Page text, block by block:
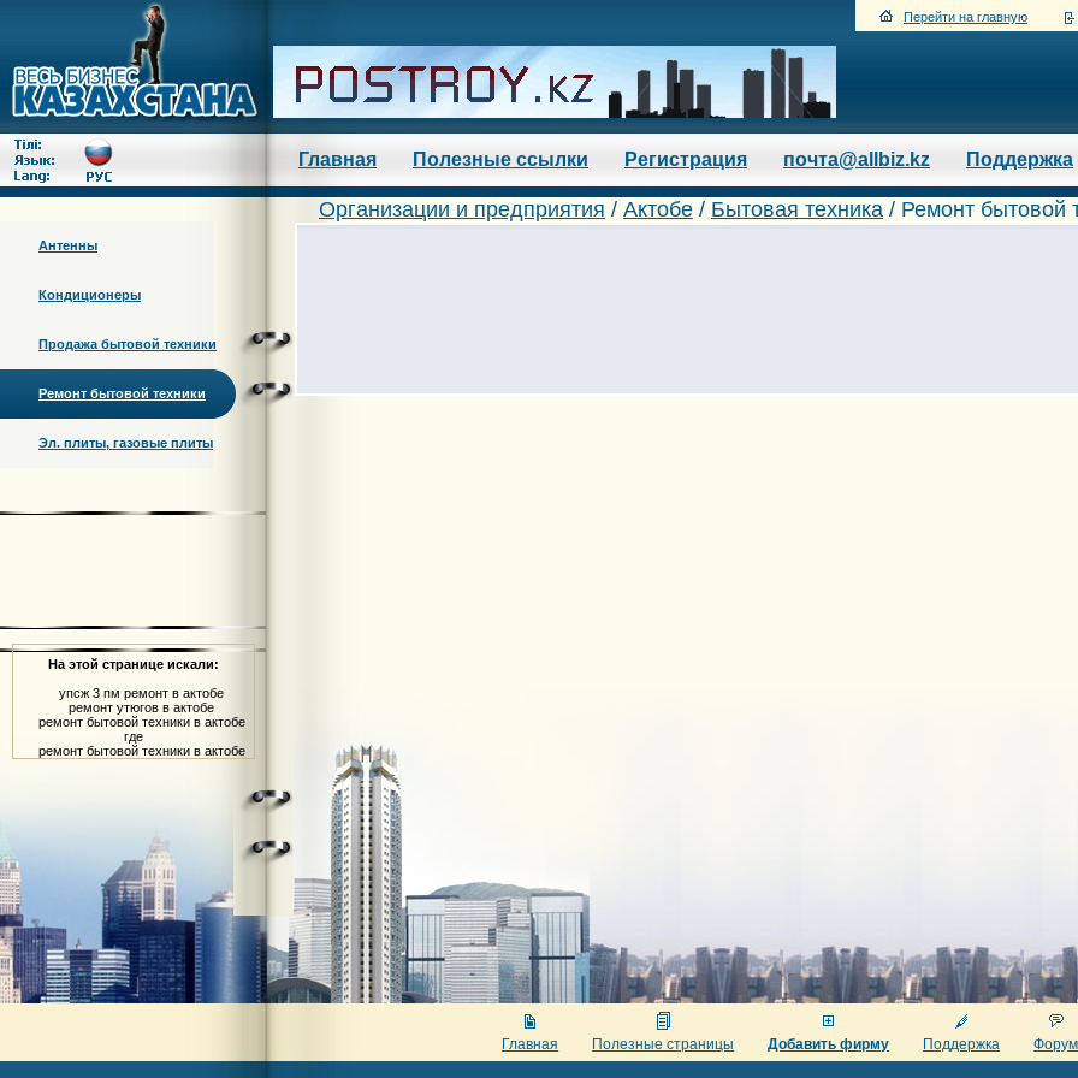
Перейти на главную
Главная Полезные ссылки Регистрация почта@allbiz.kz Поддержка
Антенны
Кондиционеры
Продажа бытовой техники
Ремонт бытовой техники
Эл. плиты, газовые плиты
На этой странице искали:
упсж 3 пм ремонт в актобе
ремонт утюгов в актобе
ремонт бытовой техники в актобе
где
ремонт бытовой техники в актобе
Организации и предприятия / Актобе / Бытовая техника / Ремонт бытовой
Главная Полезные страницы Добавить фирму Поддержка Форум